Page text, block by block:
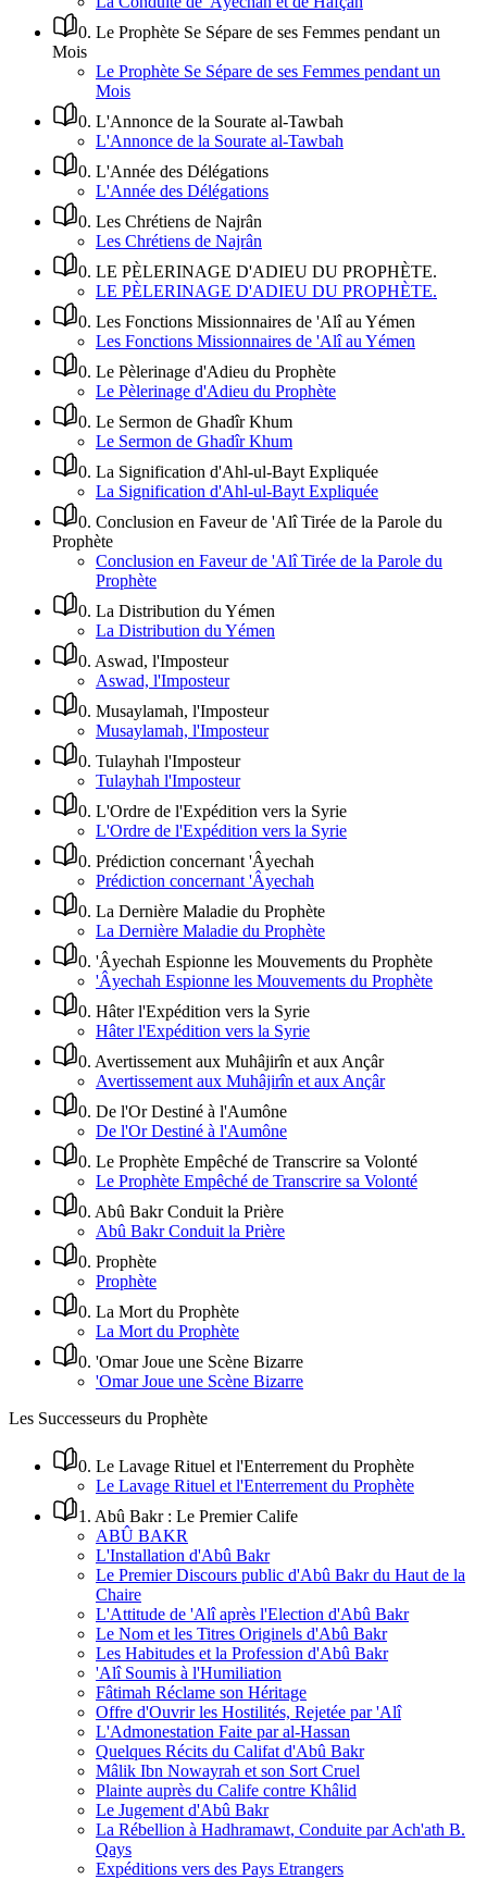
0. Le Prophète Se Sépare de ses Femmes pendant un
Mois
Le Prophète Se Sépare de ses Femmes pendant un
Mois
0. L'Annonce de la Sourate al-Tawbah
L'Annonce de la Sourate al-Tawbah
0. L'Année des Délégations
L'Année des Délégations
0. Les Chrétiens de Najrân
Les Chrétiens de Najrân
0. LE PÈLERINAGE D'ADIEU DU PROPHÈTE.
LE PÈLERINAGE D'ADIEU DU PROPHÈTE.
0. Les Fonctions Missionnaires de 'Alî au Yémen
Les Fonctions Missionnaires de 'Alî au Yémen
0. Le Pèlerinage d'Adieu du Prophète
Le Pèlerinage d'Adieu du Prophète
0. Le Sermon de Ghadîr Khum
Le Sermon de Ghadîr Khum
0. La Signification d'Ahl-ul-Bayt Expliquée
La Signification d'Ahl-ul-Bayt Expliquée
0. Conclusion en Faveur de 'Alî Tirée de la Parole du
Prophète
Conclusion en Faveur de 'Alî Tirée de la Parole du
Prophète
0. La Distribution du Yémen
La Distribution du Yémen
0. Aswad, l'Imposteur
Aswad, l'Imposteur
0. Musaylamah, l'Imposteur
Musaylamah, l'Imposteur
0. Tulayhah l'Imposteur
Tulayhah l'Imposteur
0. L'Ordre de l'Expédition vers la Syrie
L'Ordre de l'Expédition vers la Syrie
0. Prédiction concernant 'Âyechah
Prédiction concernant 'Âyechah
0. La Dernière Maladie du Prophète
La Dernière Maladie du Prophète
0. 'Âyechah Espionne les Mouvements du Prophète
'Âyechah Espionne les Mouvements du Prophète
0. Hâter l'Expédition vers la Syrie
Hâter l'Expédition vers la Syrie
0. Avertissement aux Muhâjirîn et aux Ançâr
Avertissement aux Muhâjirîn et aux Ançâr
0. De l'Or Destiné à l'Aumône
De l'Or Destiné à l'Aumône
0. Le Prophète Empêché de Transcrire sa Volonté
Le Prophète Empêché de Transcrire sa Volonté
0. Abû Bakr Conduit la Prière
Abû Bakr Conduit la Prière
0. Prophète
Prophète
0. La Mort du Prophète
La Mort du Prophète
0. 'Omar Joue une Scène Bizarre
'Omar Joue une Scène Bizarre
Les Successeurs du Prophète
0. Le Lavage Rituel et l'Enterrement du Prophète
Le Lavage Rituel et l'Enterrement du Prophète
1 . Abû Bakr : Le Premier Calife
ABÛ BAKR
L'Installation d'Abû Bakr
Le Premier Discours public d'Abû Bakr du Haut de la
Chaire
L'Attitude de 'Alî après l'Election d'Abû Bakr
Le Nom et les Titres Originels d'Abû Bakr
Les Habitudes et la Profession d'Abû Bakr
'Alî Soumis à l'Humiliation
Fâtimah Réclame son Héritage
Offre d'Ouvrir les Hostilités, Rejetée par 'Alî
L'Admonestation Faite par al-Hassan
Quelques Récits du Califat d'Abû Bakr
Mâlik Ibn Nowayrah et son Sort Cruel
Plainte auprès du Calife contre Khâlid
Le Jugement d'Abû Bakr
La Rébellion à Hadhramawt, Conduite par Ach'ath B.
Qays
Expéditions vers des Pays Etrangers